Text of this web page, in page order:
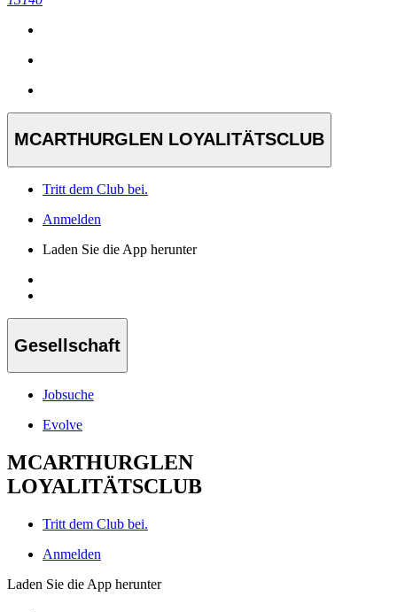
MCARTHURGLEN LOYALITÄTSCLUB
Tritt dem Club bei.
Anmelden
Laden Sie die App herunter
Gesellschaft
Jobsuche
Evolve
MCARTHURGLEN
LOYALITÄTSCLUB
Tritt dem Club bei.
Anmelden
Laden Sie die App herunter